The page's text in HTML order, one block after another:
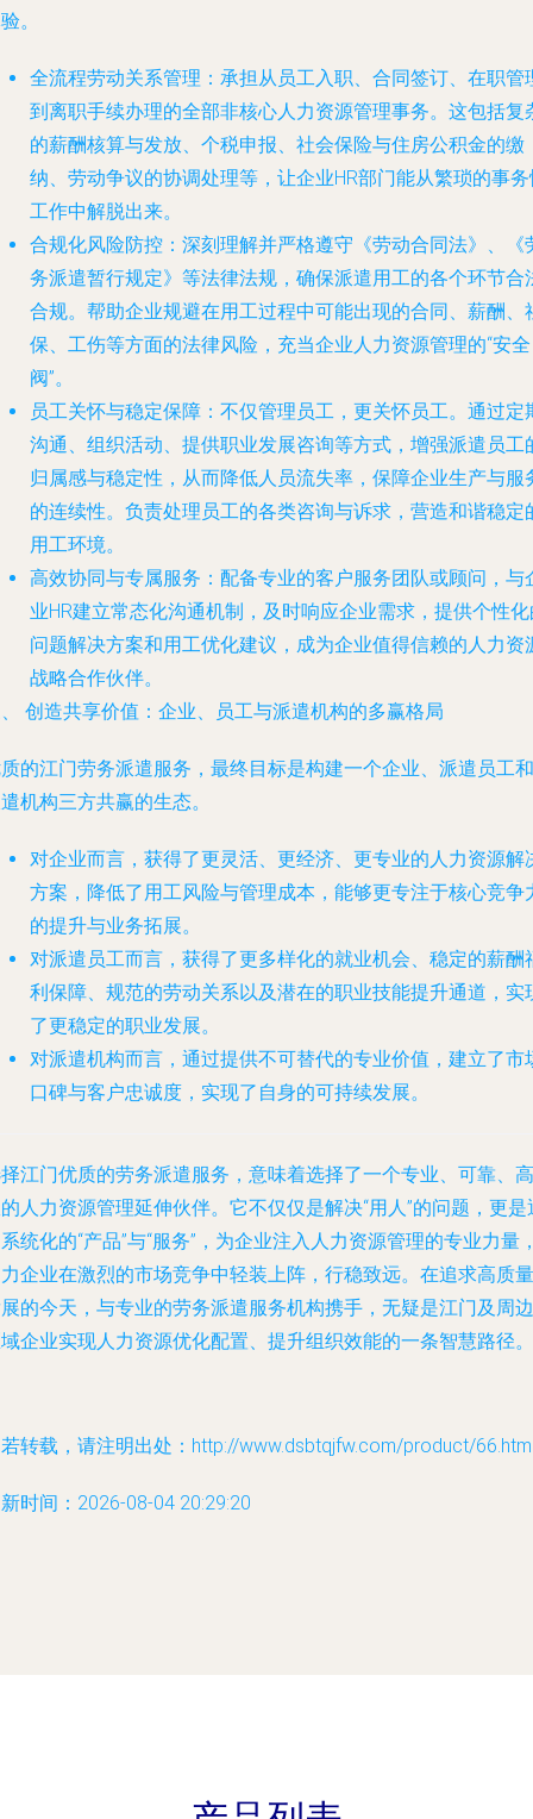
。
全流程劳动关系管理 ：承担从员工入职、合同签订、在职管
到离职手续办理的全部非核心人力资源管理事务。这包括复
的薪酬核算与发放、个税申报、社会保险与住房公积金的缴
纳、劳动争议的协调处理等，让企业HR部门能从繁琐的事
工作中解脱出来。
合规化风险防控 ：深刻理解并严格遵守《劳动合同法》、《
务派遣暂行规定》等法律法规，确保派遣用工的各个环节合
合规。帮助企业规避在用工过程中可能出现的合同、薪酬、
保、工伤等方面的法律风险，充当企业人力资源管理的“安全
阀”。
员工关怀与稳定保障 ：不仅管理员工，更关怀员工。通过定
沟通、组织活动、提供职业发展咨询等方式，增强派遣员工
归属感与稳定性，从而降低人员流失率，保障企业生产与服
的连续性。负责处理员工的各类咨询与诉求，营造和谐稳定
用工环境。
高效协同与专属服务 ：配备专业的客户服务团队或顾问，与
业HR建立常态化沟通机制，及时响应企业需求，提供个性
问题解决方案和用工优化建议，成为企业值得信赖的人力资
战略合作伙伴。
创造共享价值：企业、员工与派遣机构的多赢格局
的江门劳务派遣服务，最终目标是构建一个企业、派遣员工和
机构三方共赢的生态。
对企业而言 ，获得了更灵活、更经济、更专业的人力资源解
方案，降低了用工风险与管理成本，能够更专注于核心竞争
的提升与业务拓展。
对派遣员工而言 ，获得了更多样化的就业机会、稳定的薪酬
利保障、规范的劳动关系以及潜在的职业技能提升通道，实
了更稳定的职业发展。
对派遣机构而言 ，通过提供不可替代的专业价值，建立了市
口碑与客户忠诚度，实现了自身的可持续发展。
江门优质的劳务派遣服务，意味着选择了一个专业、可靠、高
人力资源管理延伸伙伴。它不仅仅是解决“用人”的问题，更是
统化的“产品”与“服务”，为企业注入人力资源管理的专业力量
企业在激烈的市场竞争中轻装上阵，行稳致远。在追求高质量
的今天，与专业的劳务派遣服务机构携手，无疑是江门及周边
企业实现人力资源优化配置、提升组织效能的一条智慧路径。
转载，请注明出处：http://www.dsbtqjfw.com/product/
时间：2026-08-04 20:29:20